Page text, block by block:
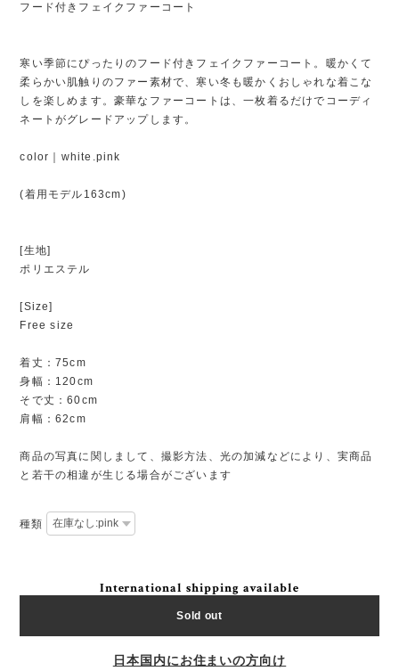
フード付きフェイクファーコート
寒い季節にぴったりのフード付きフェイクファーコート。暖かくて
柔らかい肌触りのファー素材で、寒い冬も暖かくおしゃれな着こな
しを楽しめます。豪華なファーコートは、一枚着るだけでコーディ
ネートがグレードアップします。
color｜white.pink
(着用モデル163cm)
[生地]
ポリエステル
[Size]
Free size
着丈：75cm
身幅：120cm
そで丈：60cm
肩幅：62cm
商品の写真に関しまして、撮影方法、光の加減などにより、実商品
と若干の相違が生じる場合がございます
種類
International shipping available
Sold out
日本国内にお住まいの方向け